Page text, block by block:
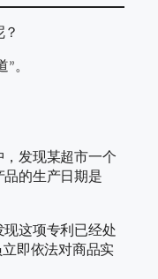
。
发现某超市一个
的生产日期是
这项专利已经处
即依法对商品实